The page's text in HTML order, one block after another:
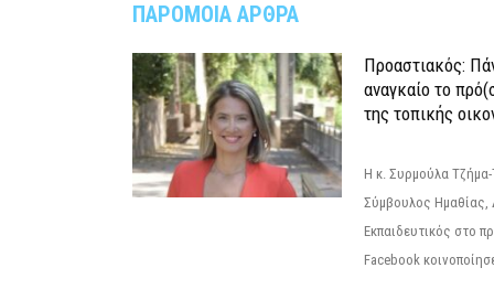
ΠΑΡΟΜΟΙΑ ΑΡΘΡΑ
Προαστιακός:
αναγκαίο το
της τοπικής
Η κ. Συρμούλα
Σύμβουλος Ημαθίας,
Εκπαιδευτικός στο
Facebook